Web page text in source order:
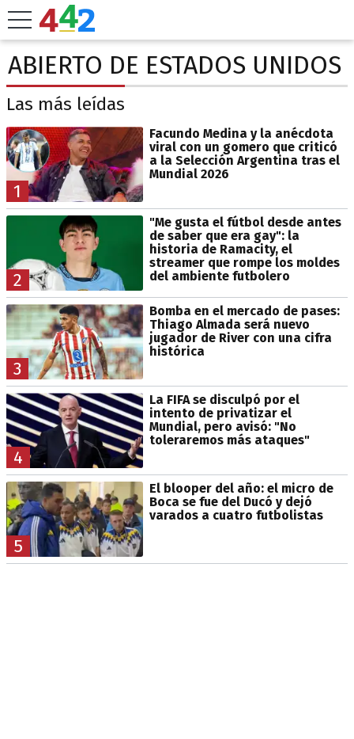
ABIERTO DE ESTADOS UNIDOS
Las más leídas
1
Facundo Medina y la anécdota
viral con un gomero que criticó
a la Selección Argentina tras el
Mundial 2026
2
"Me gusta el fútbol desde antes
de saber que era gay": la
historia de Ramacity, el
streamer que rompe los moldes
del ambiente futbolero
3
Bomba en el mercado de pases:
Thiago Almada será nuevo
jugador de River con una cifra
histórica
4
La FIFA se disculpó por el
intento de privatizar el
Mundial, pero avisó: "No
toleraremos más ataques"
5
El blooper del año: el micro de
Boca se fue del Ducó y dejó
varados a cuatro futbolistas